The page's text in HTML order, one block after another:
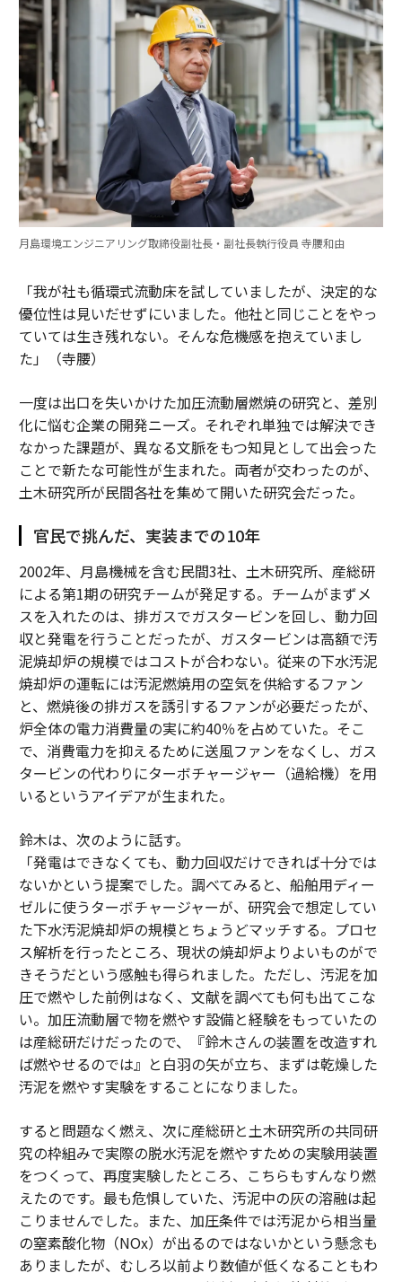
月島環境エンジニアリング取締役副社長・副社長執行役員 寺腰和由
「我が社も循環式流動床を試していましたが、決定的な
優位性は見いだせずにいました。他社と同じことをやっ
ていては生き残れない。そんな危機感を抱えていまし
た」（寺腰）
一度は出口を失いかけた加圧流動層燃焼の研究と、差別
化に悩む企業の開発ニーズ。それぞれ単独では解決でき
なかった課題が、異なる文脈をもつ知見として出会った
ことで新たな可能性が生まれた。両者が交わったのが、
土木研究所が民間各社を集めて開いた研究会だった。
官民で挑んだ、実装までの10年
2002年、月島機械を含む民間3社、土木研究所、産総研
による第1期の研究チームが発足する。チームがまずメ
スを入れたのは、排ガスでガスタービンを回し、動力回
収と発電を行うことだったが、ガスタービンは高額で汚
泥焼却炉の規模ではコストが合わない。従来の下水汚泥
焼却炉の運転には汚泥燃焼用の空気を供給するファン
と、燃焼後の排ガスを誘引するファンが必要だったが、
炉全体の電力消費量の実に約40％を占めていた。そこ
で、消費電力を抑えるために送風ファンをなくし、ガス
タービンの代わりにターボチャージャー（過給機）を用
いるというアイデアが生まれた。
鈴木は、次のように話す。
「発電はできなくても、動力回収だけできれば十分では
ないかという提案でした。調べてみると、船舶用ディー
ゼルに使うターボチャージャーが、研究会で想定してい
た下水汚泥焼却炉の規模とちょうどマッチする。プロセ
ス解析を行ったところ、現状の焼却炉よりよいものがで
きそうだという感触も得られました。ただし、汚泥を加
圧で燃やした前例はなく、文献を調べても何も出てこな
い。加圧流動層で物を燃やす設備と経験をもっていたの
は産総研だけだったので、『鈴木さんの装置を改造すれ
ば燃やせるのでは』と白羽の矢が立ち、まずは乾燥した
汚泥を燃やす実験をすることになりました。
すると問題なく燃え、次に産総研と土木研究所の共同研
究の枠組みで実際の脱水汚泥を燃やすための実験用装置
をつくって、再度実験したところ、こちらもすんなり燃
えたのです。最も危惧していた、汚泥中の灰の溶融は起
こりませんでした。また、加圧条件では汚泥から相当量
の窒素酸化物（NOx）が出るのではないかという懸念も
ありましたが、むしろ以前より数値が低くなることもわ